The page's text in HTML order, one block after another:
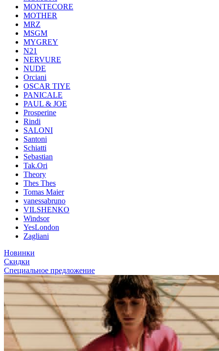
MONTECORE
MOTHER
MRZ
MSGM
MYGREY
N21
NERVURE
NUDE
Orciani
OSCAR TIYE
PANICALE
PAUL & JOE
Prosperine
Rindi
SALONI
Santoni
Schiatti
Sebastian
Tak.Ori
Theory
Thes Thes
Tomas Maier
vanessabruno
VILSHENKO
Windsor
YesLondon
Zagliani
Новинки
Скидки
Специальное предложение